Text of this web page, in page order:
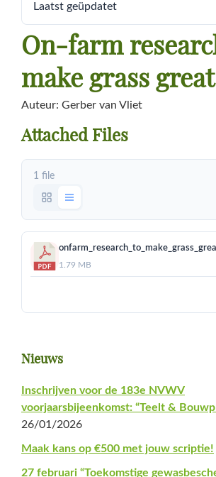
Laatst geüpdatet
On-farm
make grass
Auteur: Gerber van Vliet
Attached Files
1 file
1.79 MB
Primaire
Sidebar
Nieuws
Inschrijven voor de 183e NVWV
voorjaarsbijeenkomst: “Teelt &
26/01/2026
Maak kans op €500 met jouw scriptie!
27 februari “Toekomstige